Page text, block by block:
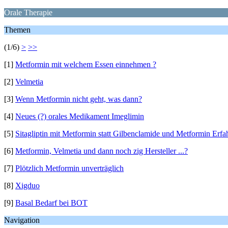
Orale Therapie
Themen
(1/6) > >>
[1] Metformin mit welchem Essen einnehmen ?
[2] Velmetia
[3] Wenn Metformin nicht geht, was dann?
[4] Neues (?) orales Medikament Imeglimin
[5] Sitagliptin mit Metformin statt Gilbenclamide und Metformin
[6] Metformin, Velmetia und dann noch zig Hersteller ...?
[7] Plötzlich Metformin unverträglich
[8] Xigduo
[9] Basal Bedarf bei BOT
Navigation